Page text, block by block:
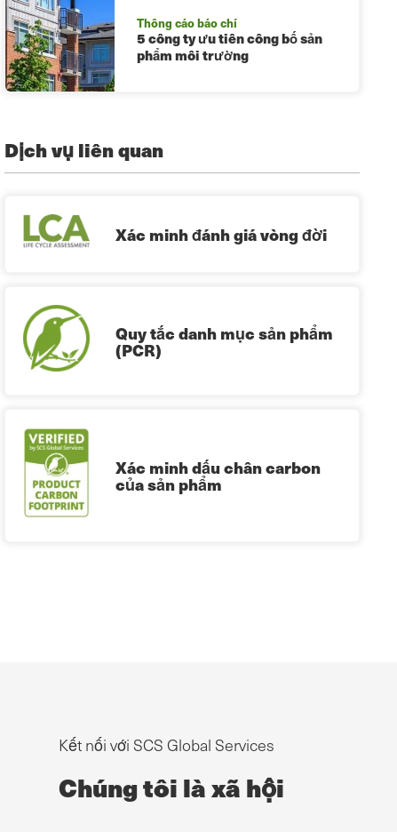
Thông cáo báo chí
5 công ty ưu tiên công bố sản
phẩm môi trường
Dịch vụ liên quan
Xác minh đánh giá vòng đời
Quy tắc danh mục sản phẩm
(PCR)
Xác minh dấu chân carbon
của sản phẩm
Kết nối với SCS Global Services
Chúng tôi là xã hội